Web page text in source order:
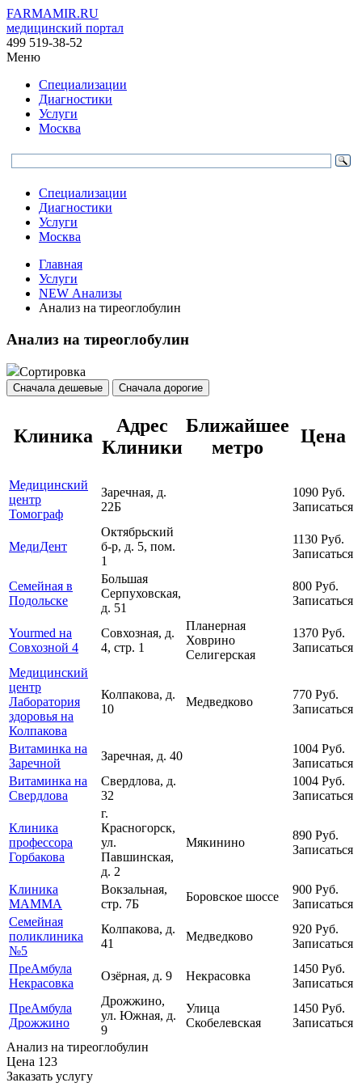
FARMAMIR.RU
медицинский портал
499 519-38-52
Меню
Специализации
Диагностики
Услуги
Москва
Специализации
Диагностики
Услуги
Москва
Главная
Услуги
NEW Анализы
Анализ на тиреоглобулин
Анализ на тиреоглобулин
Сортировка
Сначала дешевые Сначала дорогие
Клиника
Адрес
Клиники
Ближайшее
метро
Цена
Медицинский
центр
Томограф
Заречная, д.
22Б
1090 Руб.
Записаться
МедиДент
Октябрьский
б-р, д. 5, пом.
1
1130 Руб.
Записаться
Семейная в
Подольске
Большая
Серпуховская,
д. 51
800 Руб.
Записаться
Yourmed на
Совхозной 4
Совхозная, д.
4, стр. 1
Планерная
Ховрино
Селигерская
1370 Руб.
Записаться
Медицинский
центр
Лаборатория
здоровья на
Колпакова
Колпакова, д.
10
Медведково
770 Руб.
Записаться
Витаминка на
Заречной
Заречная, д. 40
1004 Руб.
Записаться
Витаминка на
Свердлова
Свердлова, д.
32
1004 Руб.
Записаться
Клиника
профессора
Горбакова
г.
Красногорск,
ул.
Павшинская,
д. 2
Мякинино
890 Руб.
Записаться
Клиника
МАММА
Вокзальная,
стр. 7Б
Боровское шоссе
900 Руб.
Записаться
Семейная
поликлиника
№5
Колпакова, д.
41
Медведково
920 Руб.
Записаться
ПреАмбула
Некрасовка
Озёрная, д. 9 Некрасовка
1450 Руб.
Записаться
ПреАмбула
Дрожжино
Дрожжино,
ул. Южная, д.
9
Улица
Скобелевская
1450 Руб.
Записаться
Анализ на тиреоглобулин
Цена 123
Заказать услугу